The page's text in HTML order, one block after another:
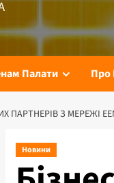
Палати Про
ПАРТНЕРІВ З МЕРЕЖІ
Новини